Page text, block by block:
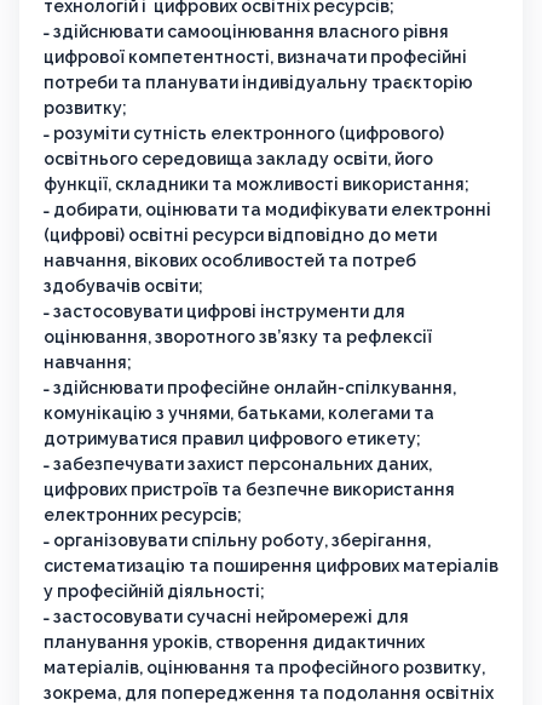
технологій і цифрових освітніх ресурсів;
˗ здійснювати самооцінювання власного рівня
цифрової компетентності, визначати професійні
потреби та планувати індивідуальну траєкторію
розвитку;
˗ розуміти сутність електронного (цифрового)
освітнього середовища закладу освіти, його
функції, складники та можливості використання;
˗ добирати, оцінювати та модифікувати електронні
(цифрові) освітні ресурси відповідно до мети
навчання, вікових особливостей та потреб
здобувачів освіти;
˗ застосовувати цифрові інструменти для
оцінювання, зворотного зв’язку та рефлексії
навчання;
˗ здійснювати професійне онлайн-спілкування,
комунікацію з учнями, батьками, колегами та
дотримуватися правил цифрового етикету;
˗ забезпечувати захист персональних даних,
цифрових пристроїв та безпечне використання
електронних ресурсів;
˗ організовувати спільну роботу, зберігання,
систематизацію та поширення цифрових матеріалів
у професійній діяльності;
˗ застосовувати сучасні нейромережі для
планування уроків, створення дидактичних
матеріалів, оцінювання та професійного розвитку,
зокрема, для попередження та подолання освітніх